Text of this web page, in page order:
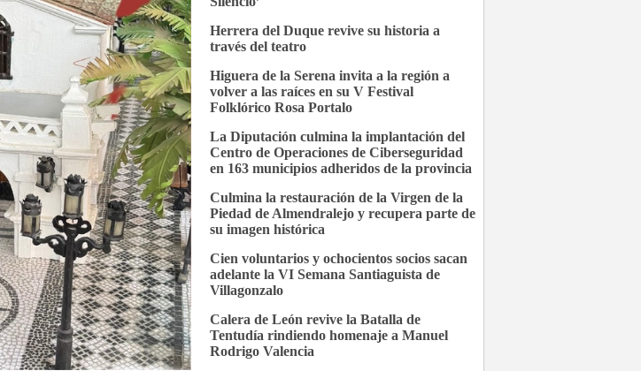
Herrera del Duque revive su historia a
través del teatro
Higuera de la Serena invita a la región a
volver a las raíces en su V Festival
Folklórico Rosa Portalo
La Diputación culmina la implantación del
Centro de Operaciones de Ciberseguridad
en 163 municipios adheridos de la provincia
Culmina la restauración de la Virgen de la
Piedad de Almendralejo y recupera parte de
su imagen histórica
Cien voluntarios y ochocientos socios sacan
adelante la VI Semana Santiaguista de
Villagonzalo
Calera de León revive la Batalla de
Tentudía rindiendo homenaje a Manuel
Rodrigo Valencia